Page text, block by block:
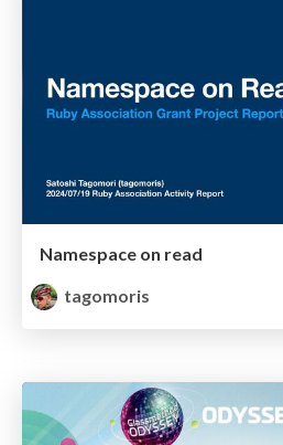
Namespace on read
tagomoris